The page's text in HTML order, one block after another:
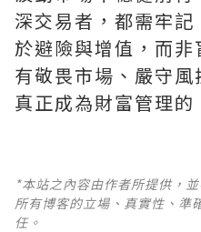
深交易者，都需牢
於避險與增值，而
有敬畏市場、嚴守
真正成為財富管理
*本站之內容由作者所提供，
所有博客的立場、真實性、準
任。